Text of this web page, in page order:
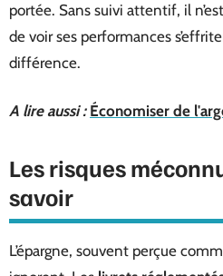
portée. Sans suivi attentif, il
de voir ses performances
différence.
A lire aussi : Économiser de
Les risques
savoir
L’épargne, souvent perçue